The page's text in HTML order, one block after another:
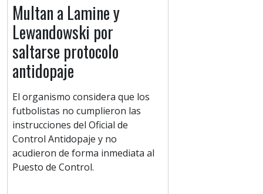
Multan a Lamine y
Lewandowski por
saltarse protocolo
antidopaje
El organismo considera que los
futbolistas no cumplieron las
instrucciones del Oficial de
Control Antidopaje y no
acudieron de forma inmediata al
Puesto de Control.